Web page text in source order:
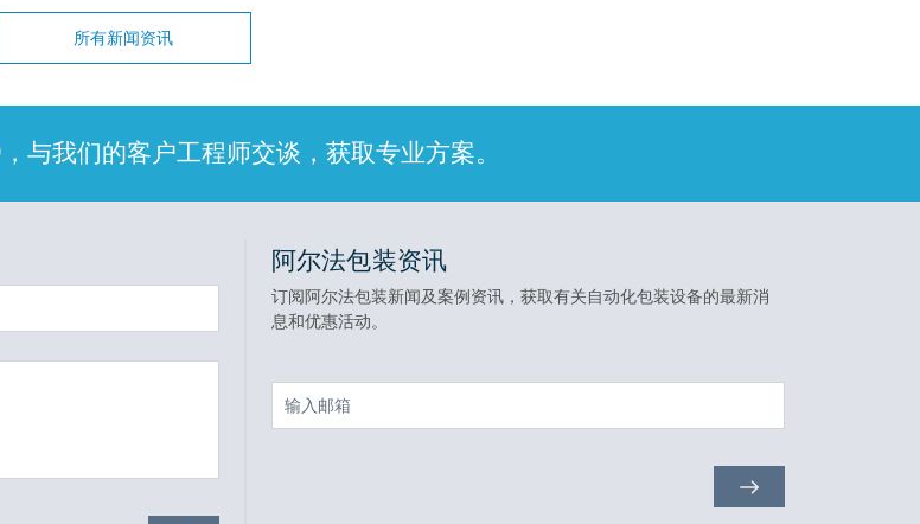
所有新闻资讯
与我们的客户工程师交谈，获取专业方案。
阿尔法包装资讯
订阅阿尔法包装新闻及案例资讯，获取有关自动化包装设备的最新消
息和优惠活动。